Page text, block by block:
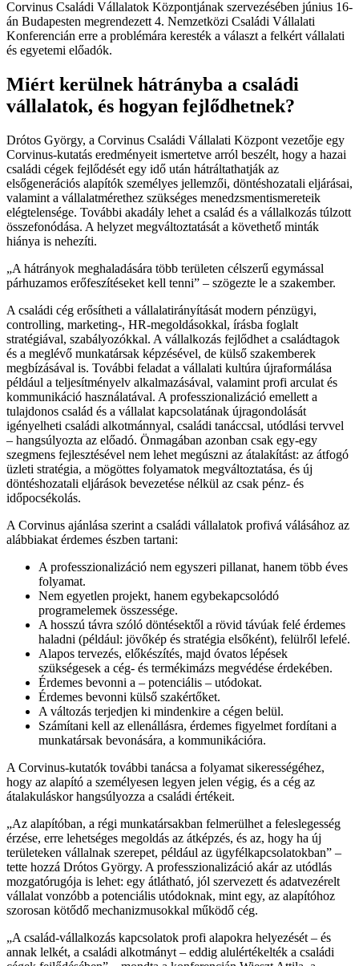
Corvinus Családi Vállalatok Központjának szervezésében június 16-
án Budapesten megrendezett 4. Nemzetközi Családi Vállalati
Konferencián erre a problémára keresték a választ a felkért vállalati
és egyetemi előadók.
Miért kerülnek hátrányba a családi
vállalatok, és hogyan fejlődhetnek?
Drótos György, a Corvinus Családi Vállalati Központ vezetője egy
Corvinus-kutatás eredményeit ismertetve arról beszélt, hogy a hazai
családi cégek fejlődését egy idő után hátráltathatják az
elsőgenerációs alapítók személyes jellemzői, döntéshozatali eljárásai,
valamint a vállalatmérethez szükséges menedzsmentismereteik
elégtelensége. További akadály lehet a család és a vállalkozás túlzott
összefonódása. A helyzet megváltoztatását a követhető minták
hiánya is nehezíti.
A hátrányok meghaladására több területen célszerű egymással
párhuzamos erőfeszítéseket kell tenni
– szögezte le a szakember.
A családi cég erősítheti a vállalatirányítását modern pénzügyi,
controlling, marketing-, HR-megoldásokkal, írásba foglalt
stratégiával, szabályozókkal. A vállalkozás fejlődhet a családtagok
és a meglévő munkatársak képzésével, de külső szakemberek
megbízásával is. További feladat a vállalati kultúra újraformálása
például a teljesítményelv alkalmazásával, valamint profi arculat és
kommunikáció használatával. A professzionalizáció emellett a
tulajdonos család és a vállalat kapcsolatának újragondolását
igényelheti családi alkotmánnyal, családi tanáccsal, utódlási tervvel
– hangsúlyozta az előadó. Önmagában azonban csak egy-egy
szegmens fejlesztésével nem lehet megúszni az átalakítást: az átfogó
üzleti stratégia, a mögöttes folyamatok megváltoztatása, és új
döntéshozatali eljárások bevezetése nélkül az csak pénz- és
időpocsékolás.
A Corvinus ajánlása szerint a családi vállalatok profivá válásához az
alábbiakat érdemes észben tartani:
A professzionalizáció nem egyszeri pillanat, hanem több éves
folyamat.
Nem egyetlen projekt, hanem egybekapcsolódó
programelemek összessége.
A hosszú távra szóló döntésektől a rövid távúak felé érdemes
haladni (például: jövőkép és stratégia elsőként), felülről lefelé.
Alapos tervezés, előkészítés, majd óvatos lépések
szükségesek a cég- és termékimázs megvédése érdekében.
Érdemes bevonni a – potenciális – utódokat.
Érdemes bevonni külső szakértőket.
A változás terjedjen ki mindenkire a cégen belül.
Számítani kell az ellenállásra, érdemes figyelmet fordítani a
munkatársak bevonására, a kommunikációra.
A Corvinus-kutatók további tanácsa a folyamat sikerességéhez,
hogy az alapító a személyesen legyen jelen végig, és a cég az
átalakuláskor hangsúlyozza a családi értékeit.
Az alapítóban, a régi munkatársakban felmerülhet a feleslegesség
érzése, erre lehetséges megoldás az átképzés, és az, hogy ha új
területeken vállalnak szerepet, például az ügyfélkapcsolatokban
–
tette hozzá Drótos György. A professzionalizáció akár az utódlás
mozgatórugója is lehet: egy átlátható, jól szervezett és adatvezérelt
vállalat vonzóbb a potenciális utódoknak, mint egy, az alapítóhoz
szorosan kötődő mechanizmusokkal működő cég.
A család-vállalkozás kapcsolatok profi alapokra helyezését – és
annak lelkét, a családi alkotmányt – eddig alulértékelték a családi